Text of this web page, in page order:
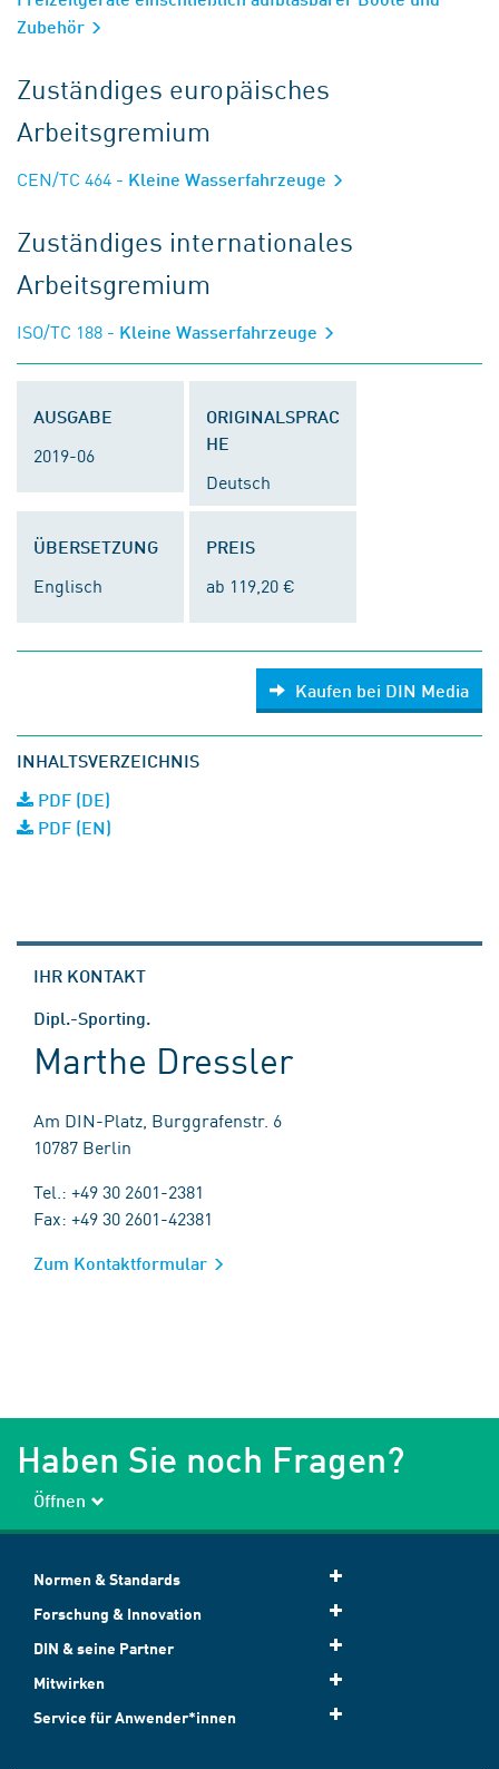
Zubehör
Zuständiges europäisches
Arbeitsgremium
CEN/TC 464 - Kleine Wasserfahrzeuge
Zuständiges internationales
Arbeitsgremium
ISO/TC 188 - Kleine Wasserfahrzeuge
AUSGABE
2019-06
ORIGINALSPRAC
HE
Deutsch
ÜBERSETZUNG
Englisch
PREIS
ab 119,20 €
Kaufen bei DIN Media
INHALTSVERZEICHNIS
PDF (DE)
PDF (EN)
IHR KONTAKT
Dipl.-Sporting.
Marthe Dressler
Am DIN-Platz, Burggrafenstr. 6
10787 Berlin
Tel.: +49 30 2601-2381
Fax: +49 30 2601-42381
Zum Kontaktformular
Haben Sie noch Fragen?
Öffnen
Normen & Standards
Forschung & Innovation
DIN & seine Partner
Mitwirken
Service für Anwender*innen